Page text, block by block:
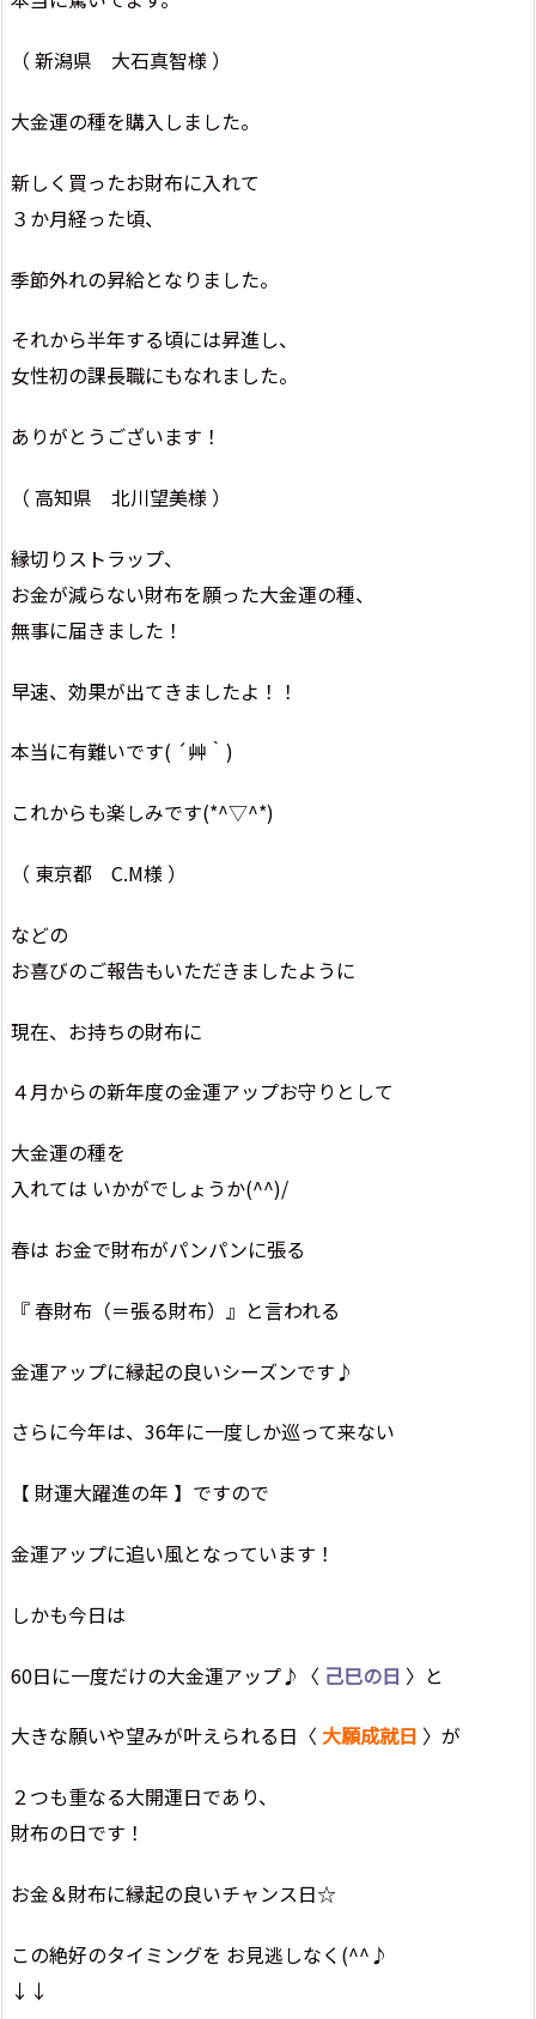
（ 新潟県 大石真智様 ）
大金運の種を購入しました。
新しく買ったお財布に入れて
３か月経った頃、
季節外れの昇給となりました。
それから半年する頃には昇進し、
女性初の課長職にもなれました。
ありがとうございます！
（ 高知県 北川望美様 ）
縁切りストラップ、
お金が減らない財布を願った大金運の種、
無事に届きました！
早速、効果が出てきましたよ！！
本当に有難いです( ´艸｀)
これからも楽しみです(*^▽^*)
（ 東京都 C.M様 ）
などの
お喜びのご報告もいただきましたように
現在、お持ちの財布に
４月からの新年度の金運アップお守りとして
大金運の種を
入れては いかがでしょうか(^^)/
春は お金で財布がパンパンに張る
『 春財布（＝張る財布）』と言われる
金運アップに縁起の良いシーズンです♪
さらに今年は、36年に一度しか巡って来ない
【 財運大躍進の年 】ですので
金運アップに追い風となっています！
しかも今日は
60日に一度だけの大金運アップ♪〈 己巳の日 〉と
大きな願いや望みが叶えられる日〈 大願成就日 〉が
２つも重なる大開運日であり、
財布の日です！
お金＆財布に縁起の良いチャンス日☆
この絶好のタイミングを お見逃しなく(^^♪
↓↓